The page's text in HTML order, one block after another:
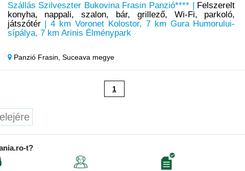
Szállás Szilveszter Bukovina Frasin Panzió**** |
Felszerelt
konyha, nappali, szalon, bár, grillező, Wi-Fi, parkoló,
játszótér| 4 km Voronet Kolostor, 7 km Gura Humorului-
sípálya, 7 km Arinis Élménypark
Panzió Frasin, Suceava megye
1
t?